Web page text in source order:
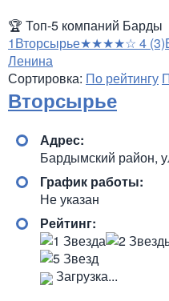
🏆 Топ-5 компаний Барды
1Вторсырье★★★★☆ 4 (3)
Ленина
Сортировка: По рейтингу
Вторсырье
Адрес:
Бардымский район,
График работы:
Не указан
Рейтинг:
Загрузка...